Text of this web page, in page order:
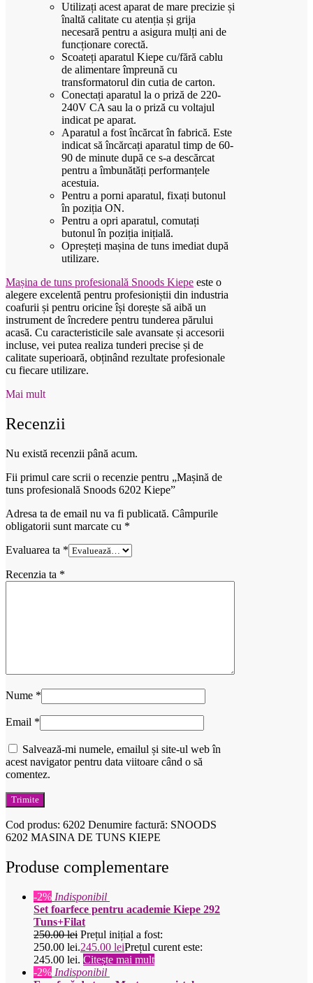
Utilizați acest aparat de mare precizie și
înaltă calitate cu atenția și grija
necesară pentru a asigura mulți ani de
funcționare corectă.
Scoateți aparatul Kiepe cu/fără cablu
de alimentare împreună cu
transformatorul din cutia de carton.
Conectați aparatul la o priză de 220-
240V CA sau la o priză cu voltajul
indicat pe aparat.
Aparatul a fost încărcat în fabrică. Este
indicat să încărcați aparatul timp de 60-
90 de minute după ce s-a descărcat
pentru a îmbunătăți performanțele
acestuia.
Pentru a porni aparatul, fixați butonul
în poziția ON.
Pentru a opri aparatul, comutați
butonul în poziția inițială.
Opreșteți mașina de tuns imediat după
utilizare.
Mașina de tuns profesională Snoods Kiepe este o
alegere excelentă pentru profesioniștii din industria
coafurii și pentru oricine își dorește să aibă un
instrument de încredere pentru tunderea părului
acasă. Cu caracteristicile sale avansate și accesorii
incluse, vei putea realiza tunderi precise și de
calitate superioară, obținând rezultate profesionale
cu fiecare utilizare.
Mai mult
Recenzii
Nu există recenzii până acum.
Fii primul care scrii o recenzie pentru „Mașină de
tuns profesională Snoods 6202 Kiepe”
Adresa ta de email nu va fi publicată. Câmpurile
obligatorii sunt marcate cu *
Evaluarea ta *
Recenzia ta *
Nume *
Email *
Salvează-mi numele, emailul și site-ul web în
acest navigator pentru data viitoare când o să
comentez.
Cod produs: 6202 Denumire factură: SNOODS
6202 MASINA DE TUNS KIEPE
Produse complementare
-2% Indisponibil
Set foarfece pentru academie Kiepe 292
Tuns+Filat
250.00lei Prețul inițial a fost:
250.00 lei.245.00 leiPrețul curent este:
245.00 lei. Citește mai mult
-2% Indisponibil